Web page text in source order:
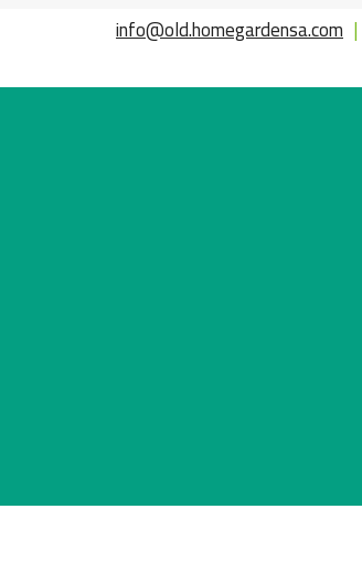
|
info@old.homegardensa.com